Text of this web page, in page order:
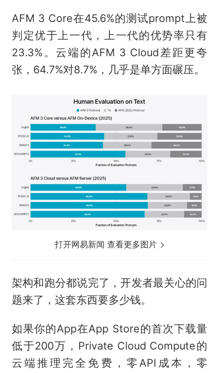
AFM 3 Core在45.6%的测试prompt上被
判定优于上一代，上一代的优势率只有
23.3%。云端的AFM 3 Cloud差距更夸
张，64.7%对8.7%，几乎是单方面碾压。
打开网易新闻 查看更多图片
架构和跑分都说完了，开发者最关心的问
题来了，这套东西要多少钱。
如果你的App在App Store的首次下载量
低于200万，Private Cloud Compute的
云端推理完全免费，零API成本，零